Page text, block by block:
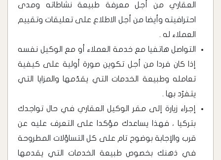
العقاري من أجل معرفة طبيعة نشاطاته ومدى
احترافيته وأيضا من أجل الاطلاع على تعليقات وتقييم
العملاء له .
التواصل هاتفيا مع خدمة العملاء أو مع الوكيل نفسه
إذا كان فردا من أجل تكوين صورة أولية على كيفية
تعامله وطبيعة الخدمات التي يقدّمها والمزايا التي
يتفرّد بها .
إجراء زيارة إلى مقر الوكيل العقاري في حال تواجدك
بتركيا ، فهذا يساعدك مؤكدا على التعرف عليه عن
قرب والإجابة بوضوح تام على كل التساؤلات المطروحة
في ذهنك بخصوص طبيعة الخدمات التي يقدمها